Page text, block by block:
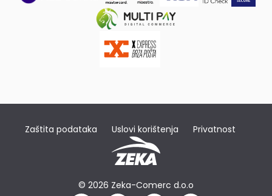
Zaštita podataka Uslovi korištenja Privatnost
© 2026 Zeka-Comerc d.o.o